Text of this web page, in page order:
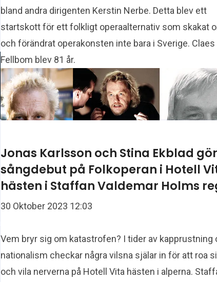
bland andra dirigenten Kerstin Nerbe. Detta blev ett
startskott för ett folkligt operaalternativ som skakat
och förändrat operakonsten inte bara i Sverige. Claes
Fellbom blev 81 år.
Jonas Karlsson och Stina Ekblad gör
sångdebut på Folkoperan i Hotell
hästen i Staffan Valdemar Holms
30 Oktober 2023 12:03
Vem bryr sig om katastrofen? I tider av kapprustning
nationalism checkar några vilsna själar in för att roa
och vila nerverna på Hotell Vita hästen i alperna.